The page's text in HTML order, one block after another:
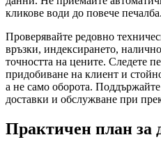
кликове води до повече печалба.
Проверявайте редовно
връзки, индексирането,
точността на цените. Следете
придобиване на клиент и
а не само оборота.
доставки и обслужване при
Практичен план за